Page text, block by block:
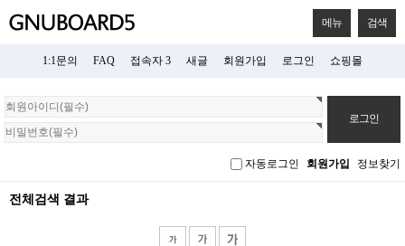
메뉴 검색
1:1문의 FAQ 접속자 3 새글 회원가입 로그인 쇼핑몰
회
원
로
자동로그인 회원가입 정보찾기
전체검색 결과